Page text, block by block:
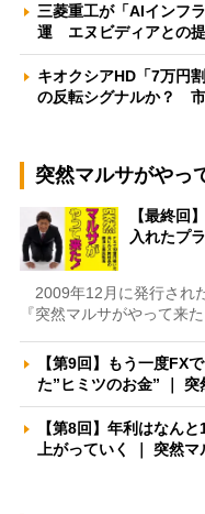
三菱重工が「AIインフ
運 エヌビディアとの
キオクシアHD「7万円
の反転シグナルか？
突然マルサがやっ
【最終回
入れたプ
2009年12月に発行され
『突然マルサがやって来
【第9回】もう一度FX
た”ヒミツのお金” ｜
【第8回】年利はなん
上がっていく ｜ 突然